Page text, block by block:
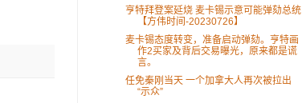
亨特拜登案延烧 麦卡锡示意可能弹劾总统
【方伟时间-20230726】
麦卡锡态度转变，准备启动弹劾。亨特画
作2买家及背后交易曝光，原来都是谎
言。
任免秦刚当天 一个加拿大人再次被拉出
“示众”